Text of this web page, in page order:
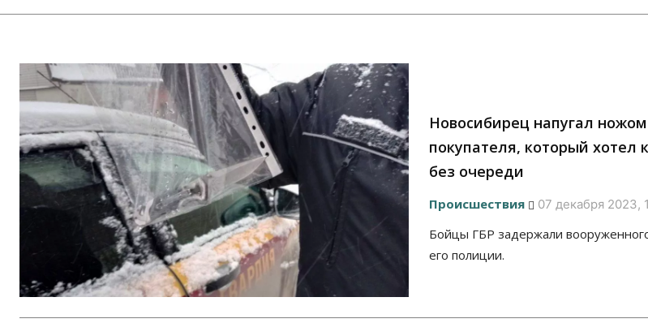
Новосибирец напугал ножом
покупателя, который хотел
без очереди
Происшествия 07 декабря 2023,
Бойцы ГБР задержали
его полиции.